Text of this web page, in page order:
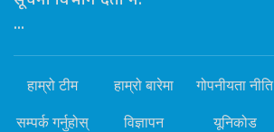
...
हाम्रो टीम हाम्रो बारेमा गोपनीयता नीति
सम्पर्क गर्नुहोस् विज्ञापन यूनिकोड